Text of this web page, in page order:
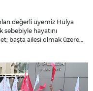
değerli üyemiz Hülya
sebebiyle hayatını
başta ailesi olmak üzere